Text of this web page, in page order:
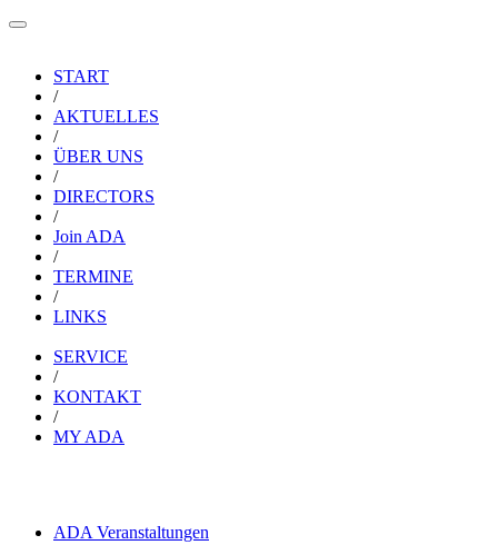
START
/
AKTUELLES
/
ÜBER UNS
/
DIRECTORS
/
Join ADA
/
TERMINE
/
LINKS
SERVICE
/
KONTAKT
/
MY ADA
ADA Veranstaltungen